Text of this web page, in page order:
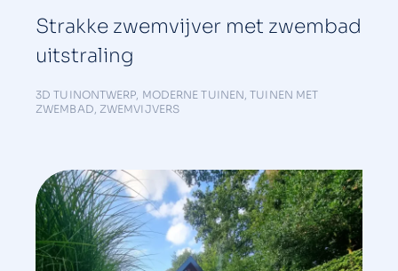
Strakke zwemvijver met zwembad
uitstraling
3D TUINONTWERP, MODERNE TUINEN,TUINEN MET
ZWEMBAD, ZWEMVIJVERS